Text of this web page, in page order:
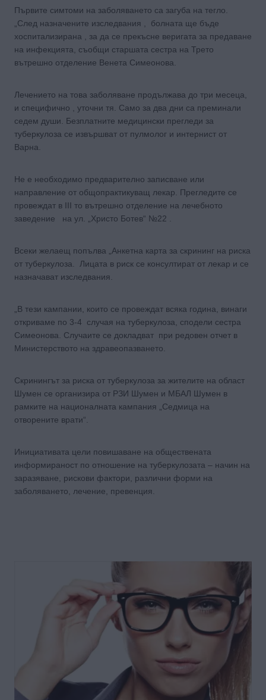
Първите симтоми на заболяването са загуба на тегло.
„След назначените изследвания , болната ще бъде
хоспитализирана , за да се прекъсне веригата за предаване
на инфекцията, съобщи старшата сестра на Трето
вътрешно отделение Венета Симеонова.
Лечението на това заболяване продължава до три месеца,
и специфично , уточни тя. Само за два дни са преминали
седем души. Безплатните медицински прегледи за
туберкулоза се извършват от пулмолог и интернист от
Варна.
Не е необходимо предварително записване или
направление от общопрактикуващ лекар. Прегледите се
провеждат в III то вътрешно отделение на лечебното
заведение на ул. „Христо Ботев“ №22 .
Всеки желаещ попълва „Анкетна карта за скрининг на риска
от туберкулоза. Лицата в риск се консултират от лекар и се
назначават изследвания.
„В тези кампании, които се провеждат всяка година, винаги
откриваме по 3-4 случая на туберкулоза, сподели сестра
Симеонова. Случаите се докладват при редовен отчет в
Министерството на здравеопазването.
Скринингът за риска от туберкулоза за жителите на област
Шумен се организира от РЗИ Шумен и МБАЛ Шумен в
рамките на националната кампания „Седмица на
отворените врати“.
Инициативата цели повишаване на обществената
информираност по отношение на туберкулозата – начин на
заразяване, рискови фактори, различни форми на
заболяването, лечение, превенция.